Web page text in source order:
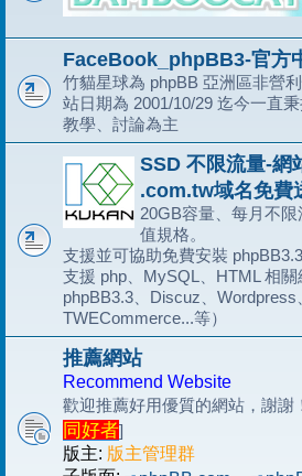
FaceBook_phpBB3-官方
竹貓星球為 phpBB 亞洲區非營
站日期為 2001/10/29 迄今一直
教學、討論為主
SSD 不限流量-網
.com.tw域名免費
20GB容量、每月不
值規格。
支援並可協助免費安裝
支援 php、MySQL、HTML 相
phpBB3.3、Discuz、Wordpress
TWECommerce...等）
推薦網站
Recommend Website
歡迎推薦好用優質的網站，謝謝
同好者]
版主: 版主管理群